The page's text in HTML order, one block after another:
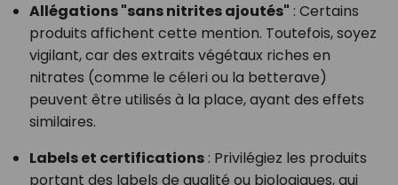
Allégations "sans nitrites ajoutés" : Certains
produits affichent cette mention. Toutefois, soyez
vigilant, car des extraits végétaux riches en
nitrates (comme le céleri ou la betterave)
peuvent être utilisés à la place, ayant des effets
similaires.
Labels et certifications: Privilégiez les produits
portant des labels de qualité ou biologiques, qui